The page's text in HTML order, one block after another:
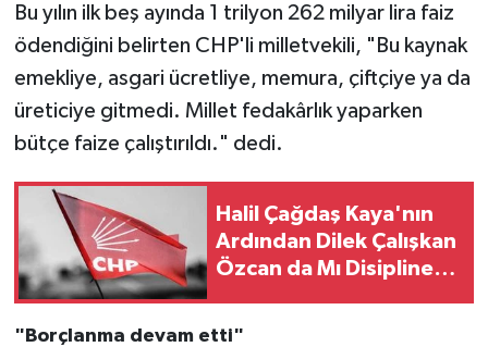
Bu yılın ilk beş ayında 1 trilyon 262 milyar lira faiz
ödendiğini belirten CHP'li milletvekili, "Bu kaynak
emekliye, asgari ücretliye, memura, çiftçiye ya da
üreticiye gitmedi. Millet fedakârlık yaparken
bütçe faize çalıştırıldı." dedi.
Halil Çağdaş Kaya'nın
Ardından Dilek Çalışkan
Özcan da Mı Disipline
"Borçlanma devam etti"